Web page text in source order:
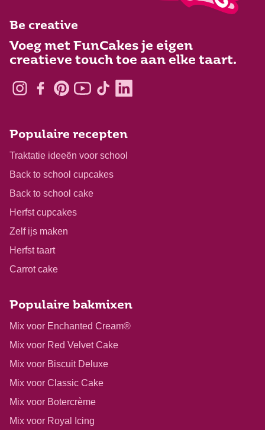
Be creative
Voeg met FunCakes je eigen
creatieve touch toe aan elke taart.
Populaire recepten
Traktatie ideeën voor school
Back to school cupcakes
Back to school cake
Herfst cupcakes
Zelf ijs maken
Herfst taart
Carrot cake
Populaire bakmixen
Mix voor Enchanted Cream®
Mix voor Red Velvet Cake
Mix voor Biscuit Deluxe
Mix voor Classic Cake
Mix voor Botercrème
Mix voor Royal Icing